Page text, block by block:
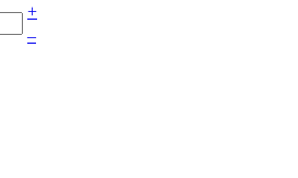
+
–